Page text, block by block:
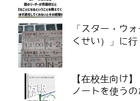
「スター・ウ
くせい）」に
【在校生向け
ノートを使う